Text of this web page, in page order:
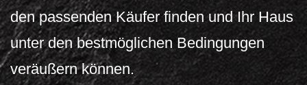
den passenden Käufer finden und Ihr Haus
unter den bestmöglichen Bedingungen
veräußern können.